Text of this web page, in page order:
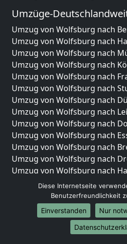
Umzüge-
Umzug von Wolfsburg nach
Umzug von Wolfsburg nach
Umzug von Wolfsburg nach
Umzug von Wolfsburg nach
Umzug von Wolfsburg nach
Umzug von Wolfsburg nach
Umzug von Wolfsburg nach
Umzug von Wolfsburg nach
Umzug von Wolfsburg nach
Umzug von Wolfsburg nach
Umzug von Wolfsburg nach
Umzug von Wolfsburg nach
Umzug von Wolfsburg nach
Umzug von Wolfsburg nach
Umzug von Wolfsburg nach
Umzug von Wolfsburg nach
Umzug von Wolfsburg nach
Umzug von Wolfsburg nach
Diese Internetseite
Benutzerfreundlichkeit
Einverstanden
Nur